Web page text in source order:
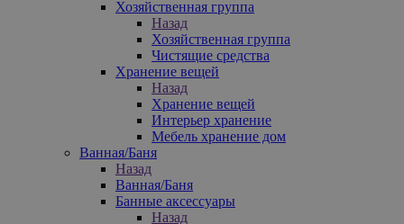
Хозяйственная группа
Назад
Хозяйственная группа
Чистящие средства
Хранение вещей
Назад
Хранение вещей
Интерьер хранение
Мебель хранение дом
Ванная/Баня
Назад
Ванная/Баня
Банные аксессуары
Назад